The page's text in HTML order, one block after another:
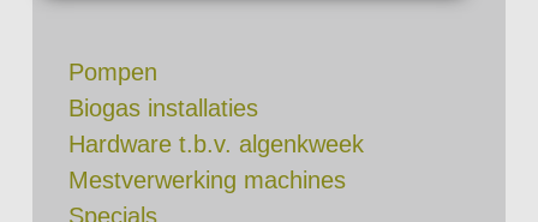
Pompen
Biogas installaties
Hardware t.b.v. algenkweek
Mestverwerking machines
Specials